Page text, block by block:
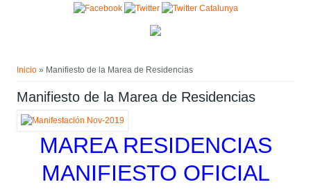
Pasar al contenido principal
Inicio » Manifiesto de la Marea de Residencias
Manifiesto de la Marea de Residencias
MAREA RESIDENCIAS
MANIFIESTO OFICIAL